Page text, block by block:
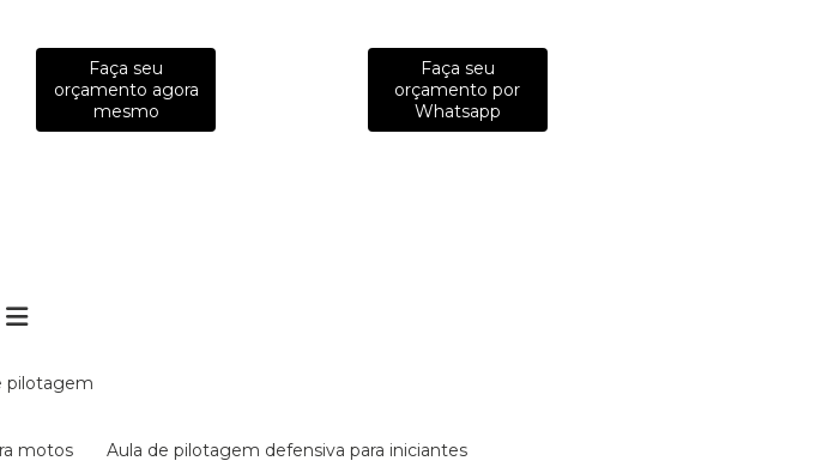
Faça seu
orçamento agora
mesmo
Faça seu
orçamento por
Whatsapp
pilotagem
motos aula de pilotagem defensiva para iniciantes